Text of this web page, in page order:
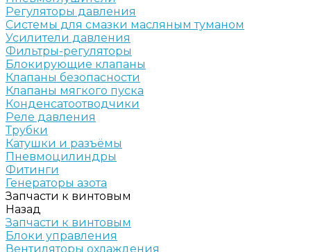
Регуляторы давления
Системы для смазки масляным туманом
Усилители давления
Фильтры-регуляторы
Блокирующие клапаны
Клапаны безопасности
Клапаны мягкого пуска
Конденсатоотводчики
Реле давления
Трубки
Катушки и разъёмы
Пневмоцилиндры
Фитинги
Генераторы азота
Запчасти к винтовым
Назад
Запчасти к винтовым
Блоки управления
Вентиляторы охлаждения